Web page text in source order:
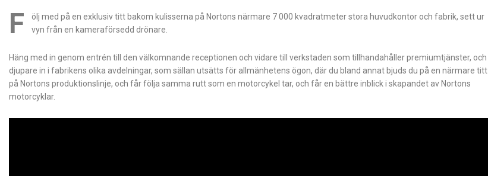
F
ölj med på en exklusiv titt bakom kulisserna på Nortons närmare 7 000 kvadratmeter stora huvudkontor och fabrik, sett ur
vyn från en kameraförsedd drönare.
Häng med in genom entrén till den välkomnande receptionen och vidare till verkstaden som tillhandahåller premiumtjänster, och
djupare in i fabrikens olika avdelningar, som sällan utsätts för allmänhetens ögon, där du bland annat bjuds du på en närmare titt
på Nortons produktionslinje, och får följa samma rutt som en motorcykel tar, och får en bättre inblick i skapandet av Nortons
motorcyklar.